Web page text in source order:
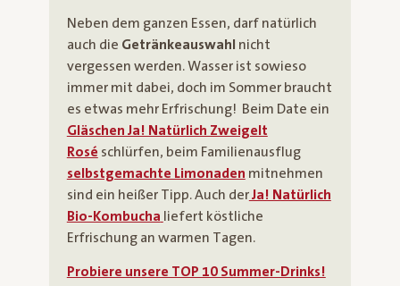
Neben dem ganzen Essen, darf natürlich
auch die Getränkeauswahl nicht
vergessen werden. Wasser ist sowieso
immer mit dabei, doch im Sommer braucht
es etwas mehr Erfrischung! Beim Date ein
Gläschen Ja! Natürlich Zweigelt
Rosé schlürfen, beim Familienausflug
selbstgemachte Limonaden mitnehmen
sind ein heißer Tipp. Auch derJa! Natürlich
Bio-Kombucha liefert köstliche
Erfrischung an warmen Tagen.
Probiere unsere TOP 10 Summer-Drinks!